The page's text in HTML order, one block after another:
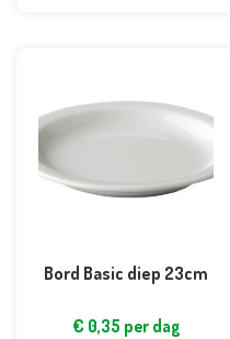
Bord Basic diep 23cm
€ 0,35 per dag